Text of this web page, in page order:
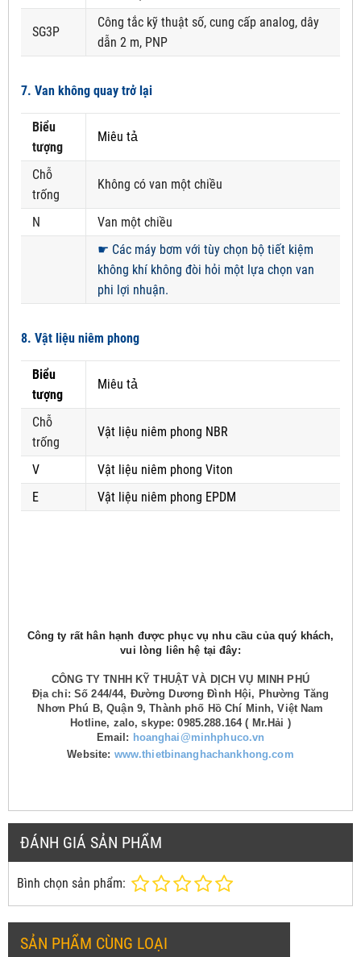
SG3P
Công tắc kỹ thuật số, cung cấp analog, dây
dẫn 2 m, PNP
7. Van không quay trở lại
Biểu
tượng
Miêu tả
Chỗ
trống
Không có van một chiều
N
Van một chiều
☛ Các máy bơm với tùy chọn bộ tiết kiệm
không khí không đòi hỏi một lựa chọn van
phi lợi nhuận.
8. Vật liệu niêm phong
Biểu
tượng
Miêu tả
Chỗ
trống
Vật liệu niêm phong NBR
V
Vật liệu niêm phong Viton
E
Vật liệu niêm phong EPDM
Công ty rất hân hạnh được phục vụ nhu cầu của quý khách,
vui lòng liên hệ tại đây:
CÔNG TY TNHH KỸ THUẬT VÀ DỊCH VỤ MINH PHÚ
Địa chỉ: Số 244/44, Đường Dương Đình Hội, Phường Tăng
Nhơn Phú B, Quận 9, Thành phố Hồ Chí Minh, Việt Nam
Hotline, zalo, skype: 0985.288.164 ( Mr.Hải )
Email: hoanghai@minhphuco.vn
Website: www.thietbinanghachankhong.com
ĐÁNH GIÁ SẢN PHẨM
Bình chọn sản phẩm:
SẢN PHẨM CÙNG LOẠI